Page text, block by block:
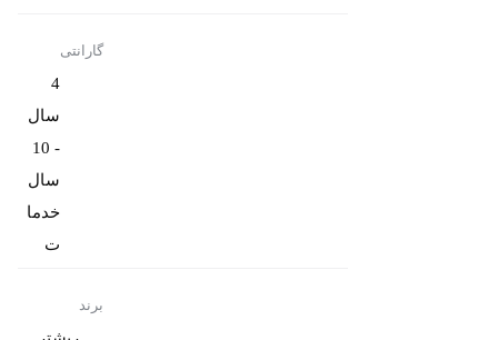
گارانتی
4
سال
- 10
سال
خدما
ت
برند